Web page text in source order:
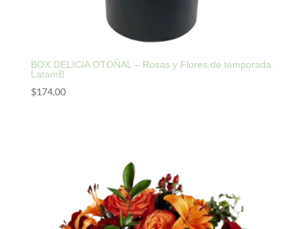
BOX DELICIA OTOÑAL – Rosas y Flores de temporada.
LatamB
$174,00